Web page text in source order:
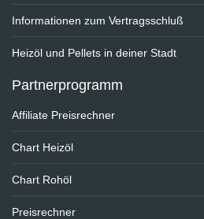
Informationen zum Vertragsschluß
Heizöl und Pellets in deiner Stadt
Partnerprogramm
Affiliate Preisrechner
Chart Heizöl
Chart Rohöl
Preisrechner